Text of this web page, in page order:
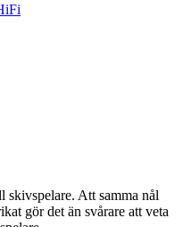
Att samma nål
gör det än svårare att veta